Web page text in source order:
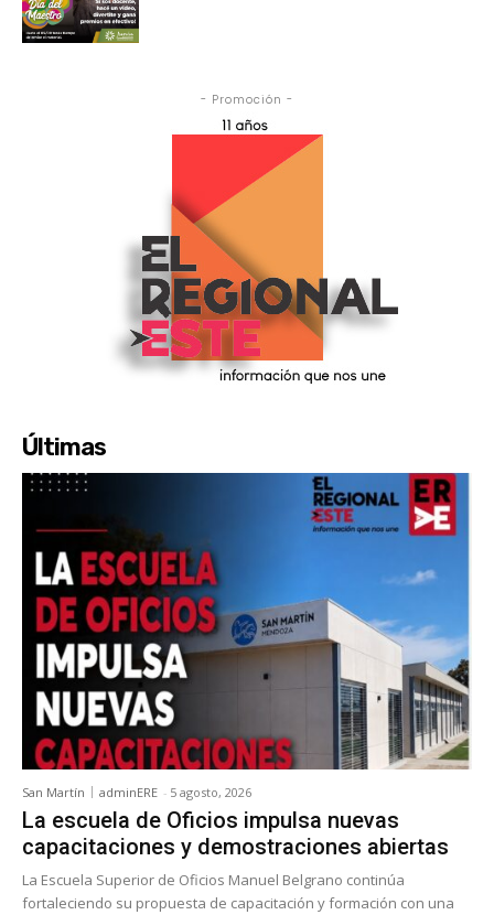
- Promoción -
Últimas
San Martín adminERE - 5 agosto, 2026
La escuela de Oficios impulsa nuevas
capacitaciones y demostraciones abiertas
La Escuela Superior de Oficios Manuel Belgrano continúa
fortaleciendo su propuesta de capacitación y formación con una